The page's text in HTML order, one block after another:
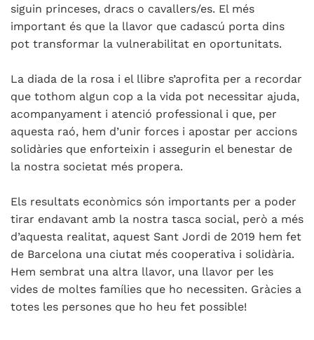
siguin princeses, dracs o cavallers/es. El més
important és que la llavor que cadascú porta dins
pot transformar la vulnerabilitat en oportunitats.
La diada de la rosa i el llibre s’aprofita per a recordar
que tothom algun cop a la vida pot necessitar ajuda,
acompanyament i atenció professional i que, per
aquesta raó, hem d’unir forces i apostar per accions
solidàries que enforteixin i assegurin el benestar de
la nostra societat més propera.
Els resultats econòmics són importants per a poder
tirar endavant amb la nostra tasca social, però a més
d’aquesta realitat, aquest Sant Jordi de 2019 hem fet
de Barcelona una ciutat més cooperativa i solidària.
Hem sembrat una altra llavor, una llavor per les
vides de moltes famílies que ho necessiten. Gràcies a
totes les persones que ho heu fet possible!